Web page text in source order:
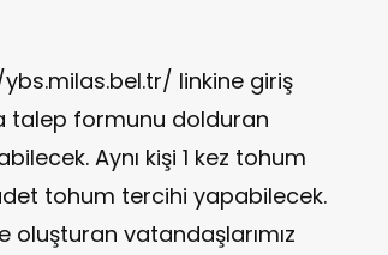
linkine giriş
talep formunu dolduran
Aynı kişi 1 kez tohum
tohum tercihi yapabilecek.
oluşturan vatandaşlarımız